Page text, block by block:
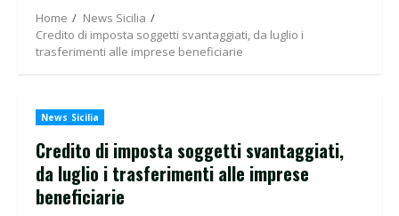
Home
News Sicilia
Credito di imposta soggetti svantaggiati, da luglio i
trasferimenti alle imprese beneficiarie
News Sicilia
Credito di imposta soggetti svantaggiati,
da luglio i trasferimenti alle imprese
beneficiarie